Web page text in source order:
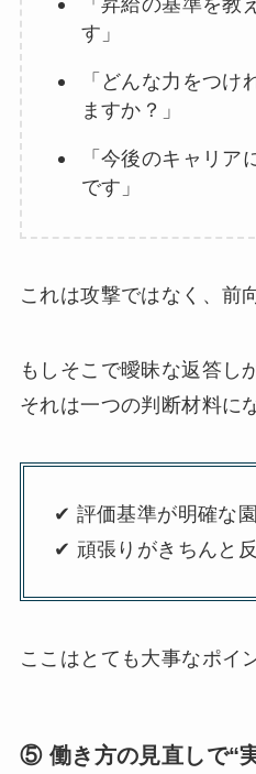
「昇給の基準を教
す」
「どんな力をつけ
ますか？」
「今後のキャリア
です」
これは攻撃ではなく、前
もしそこで曖昧な返答し
それは一つの判断材料に
✔ 評価基準が明確な
✔ 頑張りがきちんと
ここはとても大事なポイ
⑤ 働き方の見直しで“